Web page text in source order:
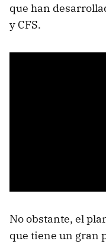
que han
y CFS.
No obstante, el
que tiene un gran